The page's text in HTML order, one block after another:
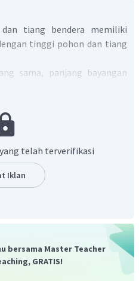
tiang bendera memiliki
tinggi pohon dan tiang
sama, panjang bayangan
adalah .
telah terverifikasi
Iklan
bersama Master Teacher
GRATIS!